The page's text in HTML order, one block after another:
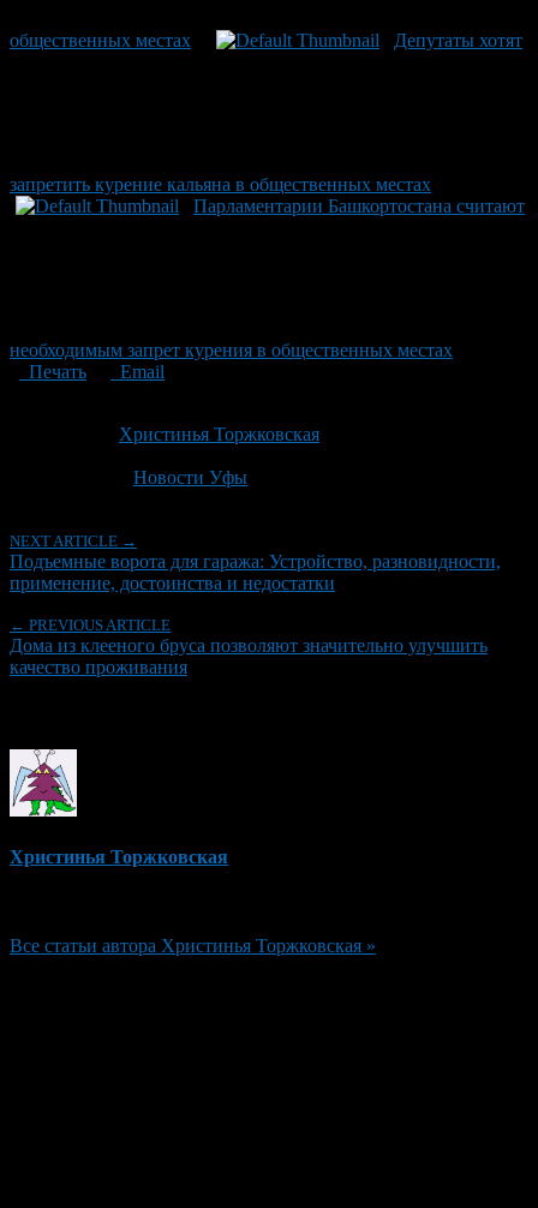
общественных местах Депутаты хотят
запретить курение кальяна в общественных местах
Парламентарии Башкортостана считают
необходимым запрет курения в общественных местах
Печать
Email
Христинья Торжковская
Новости Уфы
NEXT ARTICLE →
Подъемные ворота для гаража: Устройство, разновидности,
применение, достоинства и недостатки
← PREVIOUS ARTICLE
Дома из клееного бруса позволяют значительно улучшить
качество проживания
Христинья Торжковская
Все статьи автора Христинья Торжковская »